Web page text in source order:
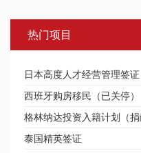
热门项目
日本高度人才经营管理签证
西班牙购房移民（已关停）
格林纳达投资入籍计划（捐
泰国精英签证